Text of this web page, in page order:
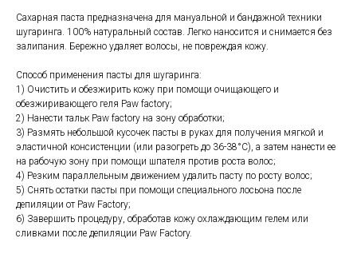
Сахарная паста предназначена для мануальной и бандажной техники
шугаринга. 100% натуральный состав. Легко наносится и снимается без
залипания. Бережно удаляет волосы, не повреждая кожу.
Способ применения пасты для шугаринга:
1) Очистить и обезжирить кожу при помощи очищающего и
обезжиривающего геля Paw factory;
2) Нанести тальк Paw factory на зону обработки;
3) Размять небольшой кусочек пасты в руках для получения мягкой и
эластичной консистенции (или разогреть до 36-38°С), а затем нанести ее
на рабочую зону при помощи шпателя против роста волос;
4) Резким параллельным движением удалить пасту по росту волос;
5) Снять остатки пасты при помощи специального лосьона после
депиляции от Paw Factory;
6) Завершить процедуру, обработав кожу охлаждающим гелем или
сливками после депиляции Paw Factory.